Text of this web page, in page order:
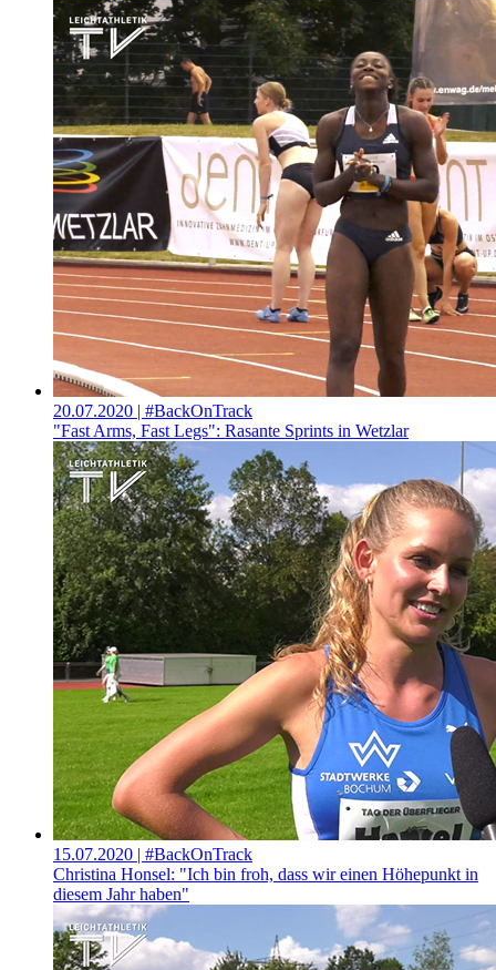
20.07.2020 | #BackOnTrack
"Fast Arms, Fast Legs": Rasante Sprints in Wetzlar
15.07.2020 | #BackOnTrack
Christina Honsel: "Ich bin froh, dass wir einen Höhepunkt in
diesem Jahr haben"